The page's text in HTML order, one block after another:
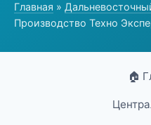
Главная »
Производство Техно
🏠